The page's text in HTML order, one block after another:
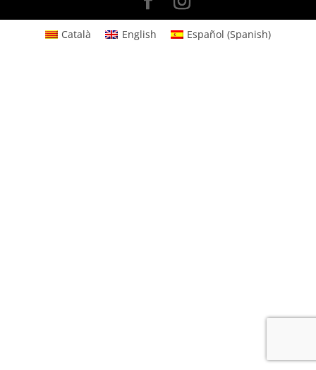
Català English Español (Spanish)